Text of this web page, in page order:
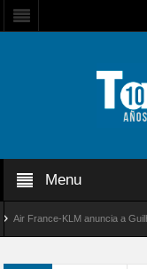
Menu
France-KLM anuncia a Guilhem